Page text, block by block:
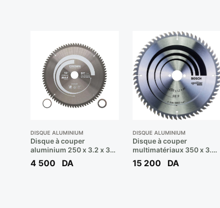
DISQUE ALUMINIUM
Disque à couper
aluminium 250 x 3.2 x 30
x 80D ** CROWN
4 500 DA
DISQUE ALUMINIUM
Disque à couper
multimatériaux 350 x 3.2
x 30MM 96 D /Réf: 2 608
640 770 ** BOSCH
15 200 DA